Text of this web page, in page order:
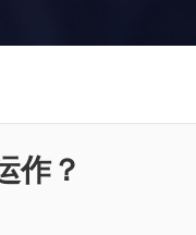
作？